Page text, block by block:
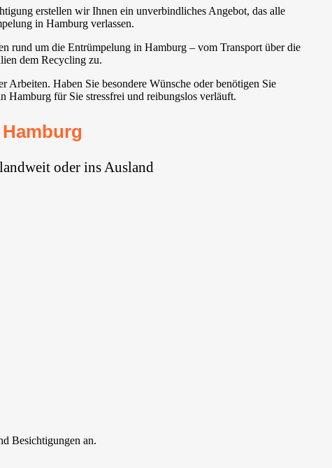
erstellen wir Ihnen ein unverbindliches Angebot, das alle
in Hamburg verlassen.
rund um die Entrümpelung in Hamburg – vom Transport über die
dem Recycling zu.
Haben Sie besondere Wünsche oder benötigen Sie
Hamburg für Sie stressfrei und reibungslos verläuft.
oder ins Ausland
Besichtigungen an.